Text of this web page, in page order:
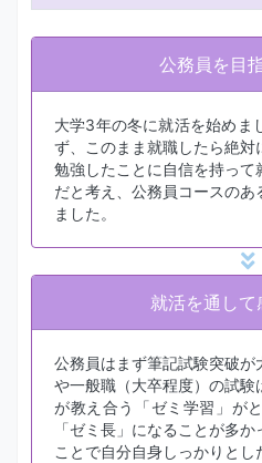
公務員を目
大学3年の冬に就活を始めま
ず、このまま就職したら絶対
勉強したことに自信を持って
だと考え、公務員コースの
ました。
就活を通して
公務員はまず筆記試験突破
や一般職（大卒程度）の試
が教え合う「ゼミ学習」が
「ゼミ長」になることが多
ことで自分自身しっかりとし